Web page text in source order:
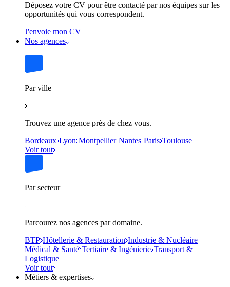
Déposez votre CV pour être contacté par nos équipes sur les
opportunités qui vous correspondent.
J'envoie mon CV
Nos agences
Par ville
Trouvez une agence près de chez vous.
Bordeaux Lyon Montpellier Nantes Paris Toulouse
Voir tout
Par secteur
Parcourez nos agences par domaine.
BTP Hôtellerie & Restauration Industrie & Nucléaire
Médical & Santé Tertiaire & Ingénierie Transport &
Logistique
Voir tout
Métiers & expertises